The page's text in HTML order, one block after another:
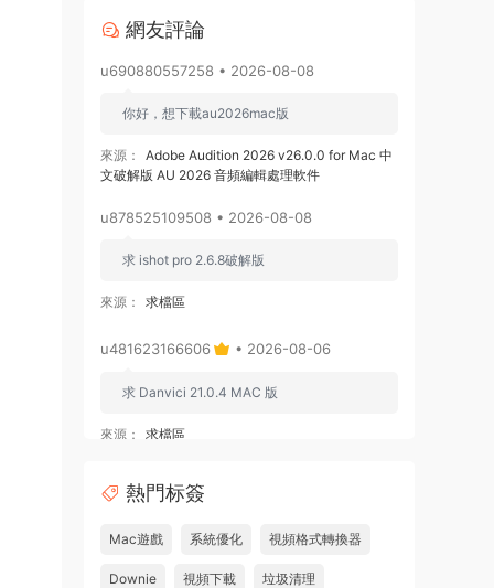
網友評論
u690880557258 • 2026-08-08
你好，想下載au2026mac版
來源：
Adobe Audition 2026 v26.0.0 for Mac 中
文破解版 AU 2026 音頻編輯處理軟件
u878525109508 • 2026-08-08
求 ishot pro 2.6.8破解版
來源： 求檔區
u481623166606 • 2026-08-06
求 Danvici 21.0.4 MAC 版
來源： 求檔區
admin • 2026-08-06
Pro v26.3.0 ARM [MacSKY].dmg等2個文
熱門标簽
Mac遊戲 系統優化 視頻格式轉換器
Downie 視頻下載 垃圾清理